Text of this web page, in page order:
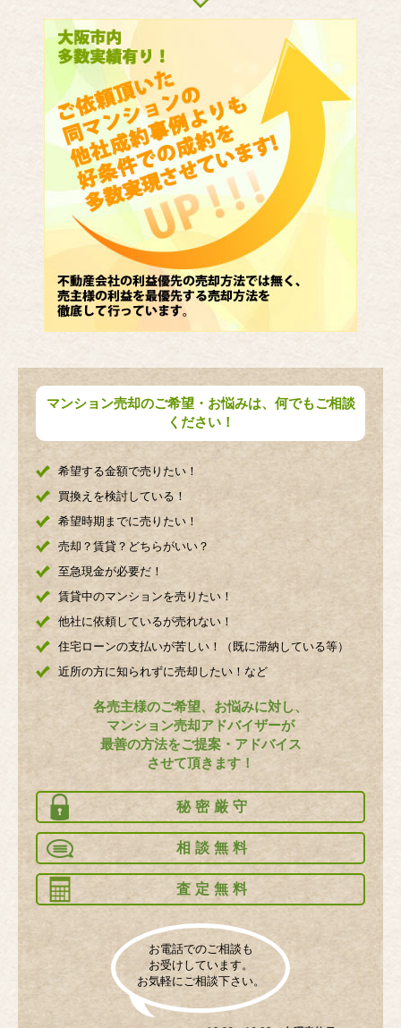
マンション売却のご希望・お悩みは、何でもご相談
ください！
希望する金額で売りたい！
買換えを検討している！
希望時期までに売りたい！
売却？賃貸？どちらがいい？
至急現金が必要だ！
賃貸中のマンションを売りたい！
他社に依頼しているが売れない！
住宅ローンの支払いが苦しい！（既に滞納している等）
近所の方に知られずに売却したい！など
各売主様のご希望、お悩みに対し、
マンション売却アドバイザーが
最善の方法をご提案・アドバイス
させて頂きます！
秘密厳守
相談無料
査定無料
お電話でのご相談も
お受けしています。
お気軽にご相談下さい。